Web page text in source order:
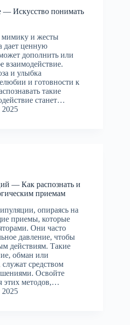
— Искусство понимать
мимику и жесты
дает ценную
дополнить или
взаимодействие.
и улыбка
и готовности к
такие
станет…
— Как распознать и
приемам
опираясь на
приемы, которые
Они часто
давление, чтобы
действиям. Такие
обман или
средством
Освойте
этих методов,…